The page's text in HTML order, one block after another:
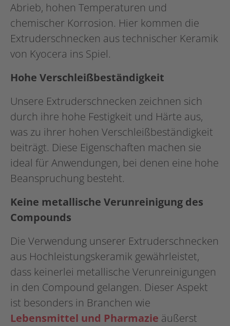
Abrieb, hohen Temperaturen und
chemischer Korrosion. Hier kommen die
Extruderschnecken aus technischer Keramik
von Kyocera ins Spiel.
Hohe Verschleißbeständigkeit
Unsere Extruderschnecken zeichnen sich
durch ihre hohe Festigkeit und Härte aus,
was zu ihrer hohen Verschleißbeständigkeit
beiträgt. Diese Eigenschaften machen sie
ideal für Anwendungen, bei denen eine hohe
Beanspruchung besteht.
Keine metallische Verunreinigung des
Compounds
Die Verwendung unserer Extruderschnecken
aus Hochleistungskeramik gewährleistet,
dass keinerlei metallische Verunreinigungen
in den Compound gelangen. Dieser Aspekt
ist besonders in Branchen wie
Lebensmittel und Pharmazie äußerst